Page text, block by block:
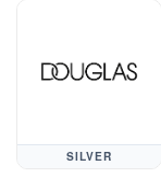
SILVER